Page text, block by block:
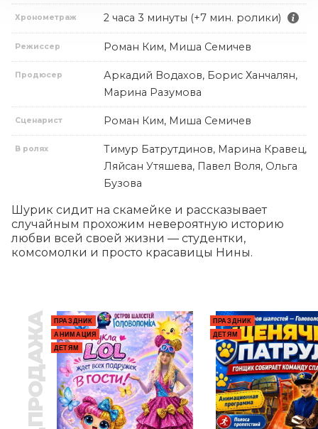
Хронометраж 2 часа 3 минуты (+7 мин. ролики)
Режиссер Роман Ким, Миша Семичев
Продюсер
Аркадий Водахов, Борис Ханчалян,
Марина Разумова
Сценарист Роман Ким, Миша Семичев
В ролях
Тимур Батрутдинов, Марина Кравец,
Ляйсан Утяшева, Павел Воля, Ольга
Бузова
Шурик сидит на скамейке и рассказывает
случайным прохожим невероятную историю
любви всей своей жизни — студентки,
комсомолки и просто красавицы Нины.
ПРАЗДНИК
АНИМАЦИЯ
ДЕТЯМ
ПРАЗДНИК
ДЕТЯМ